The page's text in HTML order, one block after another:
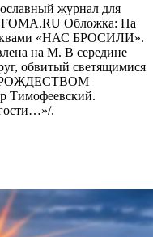
журнал для
Обложка: На
«НАС БРОСИЛИ».
на М. В середине
обвитый светящимися
РОЖДЕСТВОМ
.